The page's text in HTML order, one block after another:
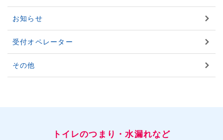
お知らせ
受付オペレーター
その他
トイレのつまり・水漏れなど